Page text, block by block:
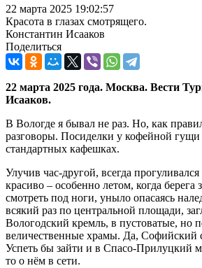
22 марта 2025 19:02:57
Красота в глазах смотрящего.
Константин Исааков
Поделиться
22 марта 2025 года. Москва. Вести
Исааков.
В Вологде я бывал не раз. Но, как
разговоры. Посиделки у кофейной гущи
стандартных кафешках.
Улучив час-другой, всегда
красиво – особенно летом, когда
смотреть под ноги, уныло опасаясь
всякий раз по центральной площади,
Вологодский кремль, в пустоватые, но
величественные храмы. Да, Софийский
Успеть бы зайти и в Спасо-Прилуцкий
то о нём в сети.